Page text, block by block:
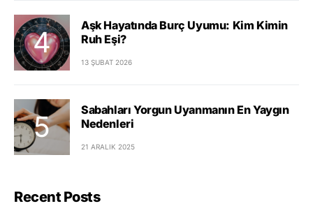
Aşk Hayatında Burç Uyumu: Kim Kimin
Ruh Eşi?
13 ŞUBAT 2026
Sabahları Yorgun Uyanmanın En Yaygın
Nedenleri
21 ARALIK 2025
Recent Posts